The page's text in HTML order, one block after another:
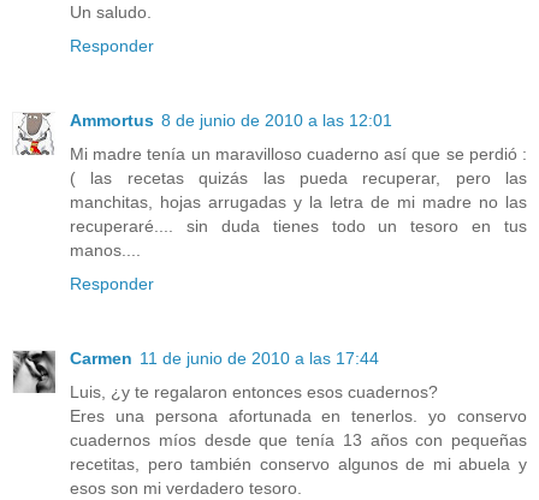
Un saludo.
Responder
Ammortus 8 de junio de 2010 a las 12:01
Mi madre tenía un maravilloso cuaderno así que se perdió :
( las recetas quizás las pueda recuperar, pero las
manchitas, hojas arrugadas y la letra de mi madre no las
recuperaré.... sin duda tienes todo un tesoro en tus
manos....
Responder
Carmen 11 de junio de 2010 a las 17:44
Luis, ¿y te regalaron entonces esos cuadernos?
Eres una persona afortunada en tenerlos. yo conservo
cuadernos míos desde que tenía 13 años con pequeñas
recetitas, pero también conservo algunos de mi abuela y
esos son mi verdadero tesoro.